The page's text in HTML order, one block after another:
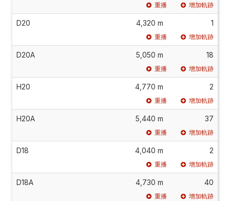
重播 增加軌跡
D20 4,320 m 1
重播 增加軌跡
D20A 5,050 m 18
重播 增加軌跡
H20 4,770 m 2
重播 增加軌跡
H20A 5,440 m 37
重播 增加軌跡
D18 4,040 m 2
重播 增加軌跡
D18A 4,730 m 40
重播 增加軌跡